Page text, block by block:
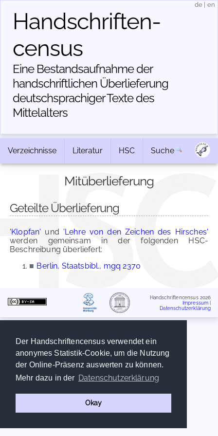
Der Handschriftencensus verwendet ein
anonymes Statistik-Cookie, um die Nutzung
der Online-Präsenz auswerten zu können.
Mehr dazu in der Datenschutzerklärung
Okay
Handschriften­
census
Eine Bestandsaufnahme der
handschriftlichen Über­lieferung
deutschsprachiger Texte des
Mittelalters
de en
Verzeichnisse Literatur HSC Suche
Mitüberlieferung
Geteilte Überlieferung
'Klopfan' und 'Lehre von den Zeichen des Hirsches'
werden gemeinsam in der folgenden HSC-
Beschreibung überliefert:
■ Berlin, Staatsbibl., mgq 2370
Handschriftencensus 2026
Impressum
Datenschutzerklärung